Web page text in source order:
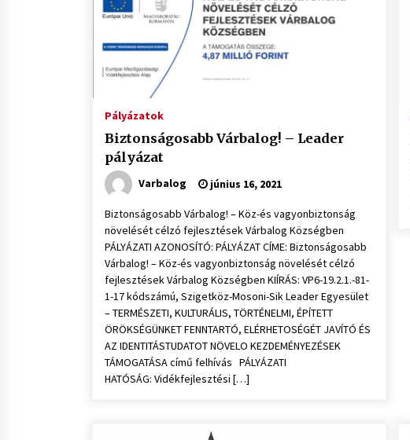
Pályázatok
Biztonságosabb Várbalog! – Leader
pályázat
Varbalog június 16, 2021
Biztonságosabb Várbalog! – Köz-és vagyonbiztonság
növelését célzó fejlesztések Várbalog Községben
PÁLYÁZATI AZONOSÍTÓ: PÁLYÁZAT CÍME: Biztonságosabb
Várbalog! – Köz-és vagyonbiztonság növelését célzó
fejlesztések Várbalog Községben KIÍRÁS: VP6-19.2.1.-81-
1-17 kódszámú, Szigetköz-Mosoni-Sik Leader Egyesület
– TERMÉSZETI, KULTURÁLIS, TÖRTÉNELMI, ÉPÍTETT
ÖRÖKSÉGÜNKET FENNTARTÓ, ELÉRHETOSÉGÉT JAVÍTÓ ÉS
AZ IDENTITÁSTUDATOT NÖVELO KEZDEMÉNYEZÉSEK
TÁMOGATÁSA című felhívás PÁLYÁZATI
HATÓSÁG: Vidékfejlesztési […]